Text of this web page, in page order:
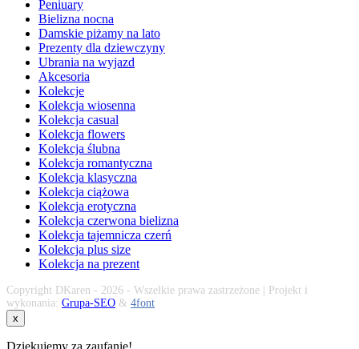
Peniuary
Bielizna nocna
Damskie piżamy na lato
Prezenty dla dziewczyny
Ubrania na wyjazd
Akcesoria
Kolekcje
Kolekcja wiosenna
Kolekcja casual
Kolekcja flowers
Kolekcja ślubna
Kolekcja romantyczna
Kolekcja klasyczna
Kolekcja ciążowa
Kolekcja erotyczna
Kolekcja czerwona bielizna
Kolekcja tajemnicza czerń
Kolekcja plus size
Kolekcja na prezent
Copyright DKaren - 2026 - Wszelkie prawa zastrzeżone | Projekt i
wykonania: Grupa-SEO & 4font
x
Dziękujemy za zaufanie!